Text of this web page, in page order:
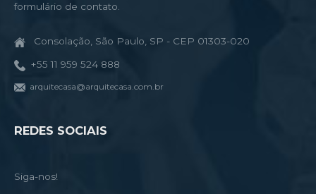
formulário de contato.
Consolação, São Paulo, SP - CEP 01303-020
+55 11 959 524 888
arquitecasa@arquitecasa.com.br
REDES SOCIAIS
Siga-nos!